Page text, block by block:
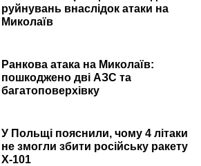
руйнувань внаслідок атаки на
Миколаїв
Ранкова атака на Миколаїв:
пошкоджено дві АЗС та
багатоповерхівку
У Польщі пояснили, чому 4 літаки
не змогли збити російську ракету
Х-101